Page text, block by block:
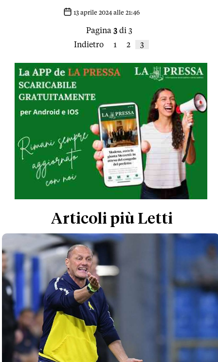
13 aprile 2024 alle 21:46
Pagina 3di 3
Indietro
1 2 3
Articoli più Letti